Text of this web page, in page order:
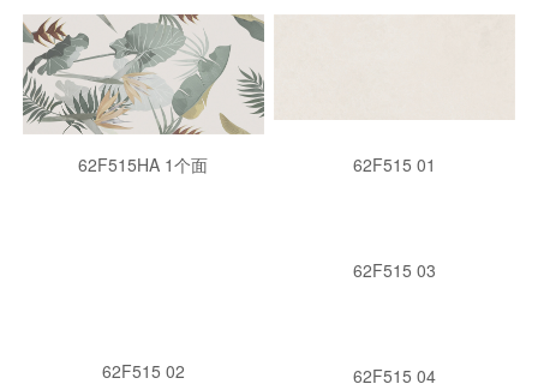
62F515HA 1个面 62F515 01
62F515 02
62F515 03
62F515 04